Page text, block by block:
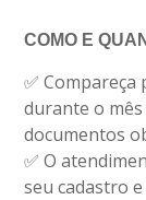
COMO E
✅ Compareça
durante o
documentos
✅ O
seu cadastro